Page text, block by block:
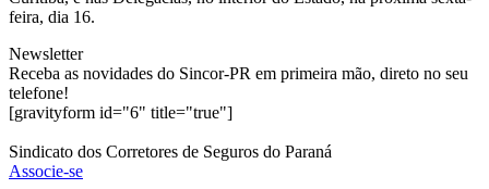
feira, dia 16.
Newsletter
Receba as novidades do Sincor-PR em primeira mão, direto no seu
telefone!
[gravityform id="6" title="true"]
Sindicato dos Corretores de Seguros do Paraná
Associe-se